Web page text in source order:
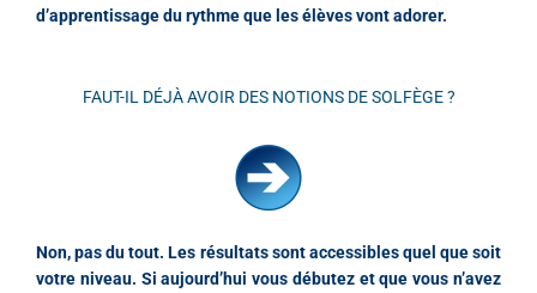
d’apprentissage du rythme que les élèves vont adorer.
FAUT-IL DÉJÀ AVOIR DES NOTIONS DE SOLFÈGE ?
Non, pas du tout. Les résultats sont accessibles quel que soit
votre niveau. Si aujourd’hui vous débutez et que vous n’avez